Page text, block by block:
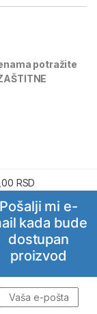
potražite
RSD
Pošalji mi e-
kada bude
dostupan
proizvod